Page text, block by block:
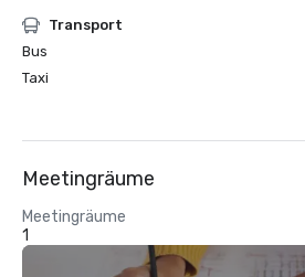
Transport
Bus
Taxi
Meetingräume
Meetingräume
1